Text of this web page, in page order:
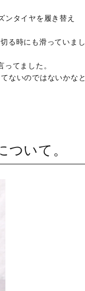
ンタイヤを履き替え
る時にも滑っていまし
てました。
ないのではないかなと
いて。